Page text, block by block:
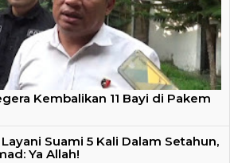
Kembalikan 11 Bayi di Pakem
Suami 5 Kali Dalam Setahun,
Ya Allah!